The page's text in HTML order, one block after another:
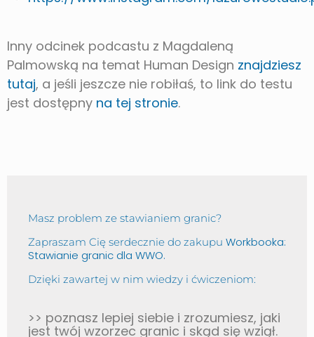
Inny odcinek podcastu z Magdaleną
Palmowską na temat Human Design znajdziesz
tutaj, a jeśli jeszcze nie robiłaś, to link do testu
jest dostępny na tej stronie.
Masz problem ze stawianiem granic?
Zapraszam Cię serdecznie do zakupu Workbooka:
Stawianie granic dla WWO.
Dzięki zawartej w nim wiedzy i ćwiczeniom:
>> poznasz lepiej siebie i zrozumiesz, jaki
jest twój wzorzec granic i skąd się wziął.